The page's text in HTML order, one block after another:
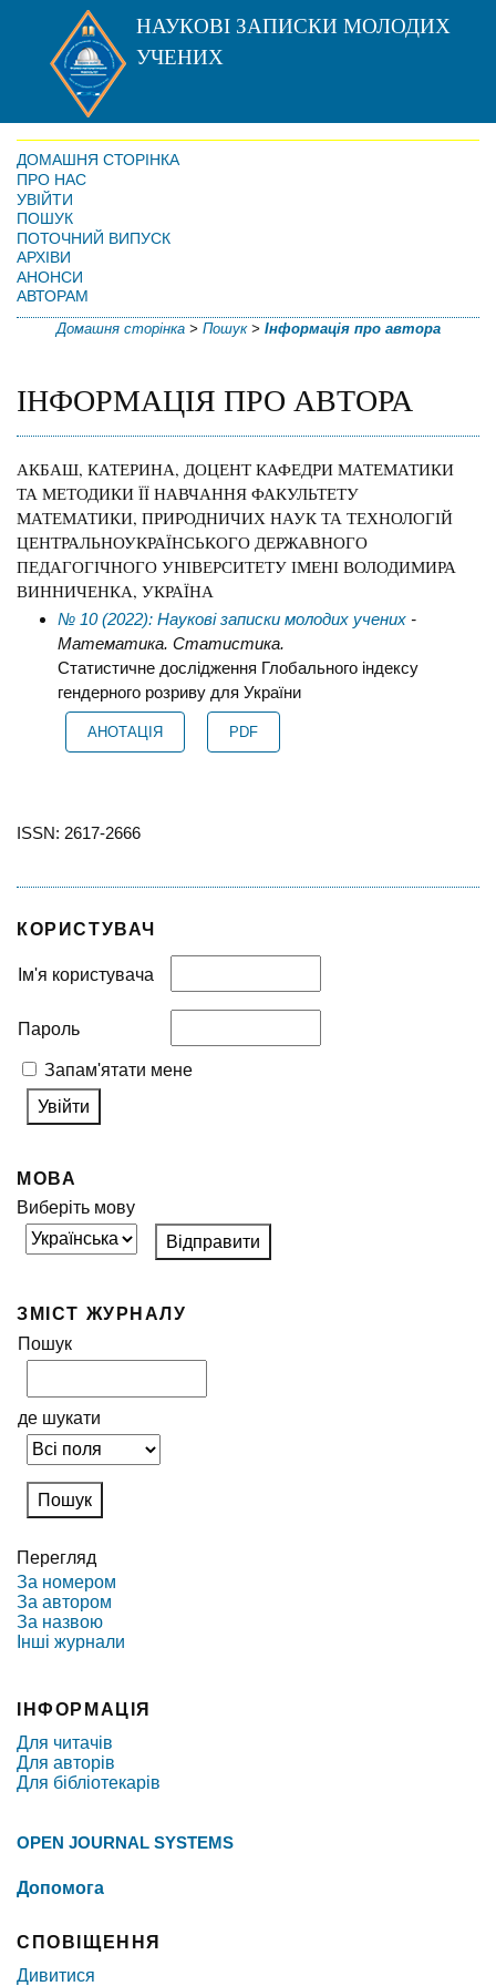
НАУКОВІ ЗАПИСКИ МОЛОДИХ
УЧЕНИХ
КОРИСТУВАЧ
Ім'я користувача
Пароль
Запам'ятати мене
МОВА
Виберіть мову
ЗМІСТ ЖУРНАЛУ
Пошук
де шукати
Перегляд
За номером
За автором
За назвою
Інші журнали
ІНФОРМАЦІЯ
Для читачів
Для авторів
Для бібліотекарів
OPEN JOURNAL SYSTEMS
Допомога
СПОВІЩЕННЯ
Дивитися
ДОМАШНЯ СТОРІНКА
ПРО НАС
УВІЙТИ
ПОШУК
ПОТОЧНИЙ ВИПУСК
АРХІВИ
АНОНСИ
АВТОРАМ
Домашня сторінка> Пошук> Інформація про автора
ІНФОРМАЦІЯ ПРО АВТОРА
АКБАШ, КАТЕРИНА, ДОЦЕНТ КАФЕДРИ МАТЕМАТИКИ
ТА МЕТОДИКИ ЇЇ НАВЧАННЯ ФАКУЛЬТЕТУ
МАТЕМАТИКИ, ПРИРОДНИЧИХ НАУК ТА ТЕХНОЛОГІЙ
ЦЕНТРАЛЬНОУКРАЇНСЬКОГО ДЕРЖАВНОГО
ПЕДАГОГІЧНОГО УНІВЕРСИТЕТУ ІМЕНІ ВОЛОДИМИРА
ВИННИЧЕНКА, УКРАЇНА
№ 10 (2022): Наукові записки молодих учених -
Математика. Статистика.
Статистичне дослідження Глобального індексу
гендерного розриву для України
АНОТАЦІЯ PDF
ISSN: 2617-2666